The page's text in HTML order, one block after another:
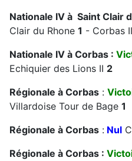
Nationale IV à Saint Clair
Clair du Rhone 1 - Corbas II
Nationale IV à Corbas :
Echiquier des Lions II 2
Régionale à Corbas :
Villardoise Tour de Bage 1
Régionale à Corbas : Nul
Régionale à Corbas :